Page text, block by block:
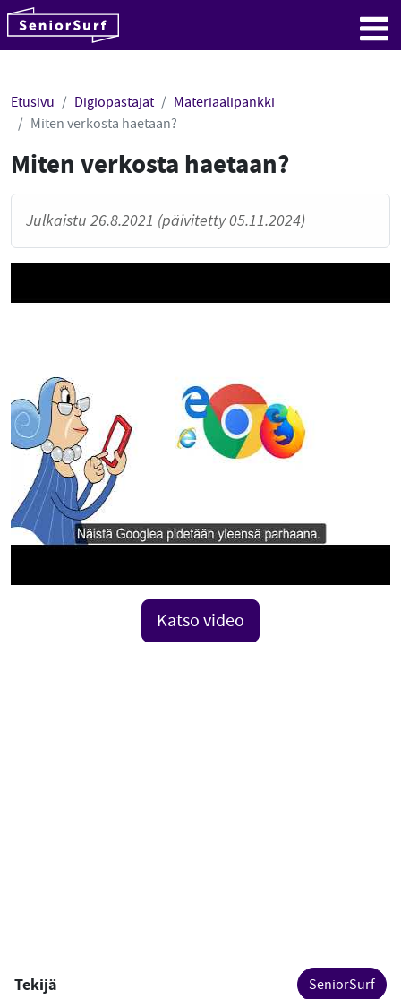
Hyppää sisältöön
Etusivu Digiopastajat
Materiaalipankki
Miten verkosta haetaan?
Miten verkosta haetaan?
Julkaistu 26.8.2021 (päivitetty 05.11.2024)
Katso video
Tekijä SeniorSurf